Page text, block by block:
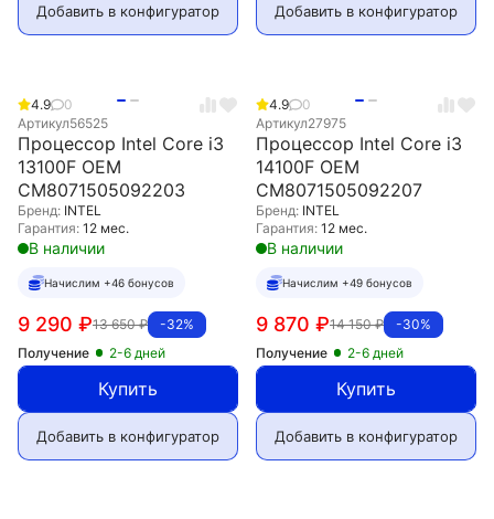
Добавить в конфигуратор Добавить в конфигуратор
4.9
0
Артикул56525
Процессор Intel Core i3
13100F OEM
CM8071505092203
Бренд: INTEL
Гарантия: 12 мес.
В наличии
Начислим +46 бонусов
-32%
13 650₽
9 290 ₽
Получение 2-6 дней
Купить
Добавить в конфигуратор
4.9
0
Артикул27975
Процессор Intel Core i3
14100F OEM
CM8071505092207
Бренд: INTEL
Гарантия: 12 мес.
В наличии
Начислим +49 бонусов
-30%
14 150₽
9 870 ₽
Получение 2-6 дней
Купить
Добавить в конфигуратор